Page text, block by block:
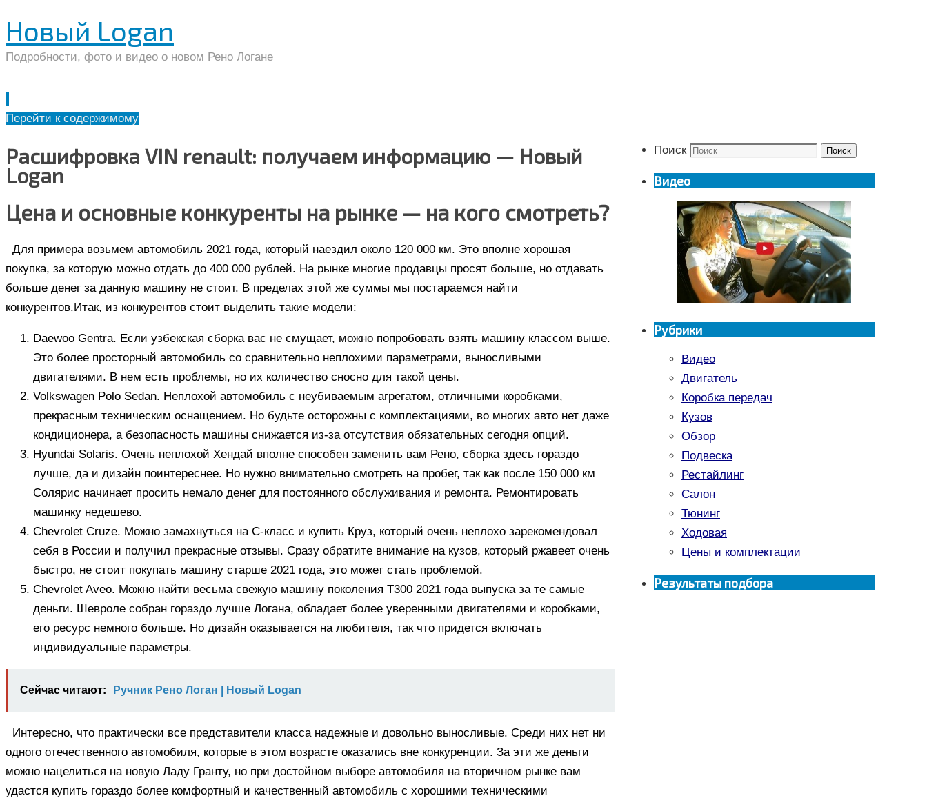
Новый Logan
Подробности, фото и видео о новом Рено Логане
Перейти к содержимому
Расшифровка VIN renault: получаем информацию — Новый
Logan
Цена и основные конкуренты на рынке — на кого смотреть?
Для примера возьмем автомобиль 2021 года, который наездил около 120 000 км. Это вполне хорошая
покупка, за которую можно отдать до 400 000 рублей. На рынке многие продавцы просят больше, но отдавать
больше денег за данную машину не стоит. В пределах этой же суммы мы постараемся найти
конкурентов.Итак, из конкурентов стоит выделить такие модели:
Daewoo Gentra. Если узбекская сборка вас не смущает, можно попробовать взять машину классом выше.
Это более просторный автомобиль со сравнительно неплохими параметрами, выносливыми
двигателями. В нем есть проблемы, но их количество сносно для такой цены.
Volkswagen Polo Sedan. Неплохой автомобиль с неубиваемым агрегатом, отличными коробками,
прекрасным техническим оснащением. Но будьте осторожны с комплектациями, во многих авто нет даже
кондиционера, а безопасность машины снижается из-за отсутствия обязательных сегодня опций.
Hyundai Solaris. Очень неплохой Хендай вполне способен заменить вам Рено, сборка здесь гораздо
лучше, да и дизайн поинтереснее. Но нужно внимательно смотреть на пробег, так как после 150 000 км
Солярис начинает просить немало денег для постоянного обслуживания и ремонта. Ремонтировать
машинку недешево.
Chevrolet Cruze. Можно замахнуться на C-класс и купить Круз, который очень неплохо зарекомендовал
себя в России и получил прекрасные отзывы. Сразу обратите внимание на кузов, который ржавеет очень
быстро, не стоит покупать машину старше 2021 года, это может стать проблемой.
Chevrolet Aveo. Можно найти весьма свежую машину поколения T300 2021 года выпуска за те самые
деньги. Шевроле собран гораздо лучше Логана, обладает более уверенными двигателями и коробками,
его ресурс немного больше. Но дизайн оказывается на любителя, так что придется включать
индивидуальные параметры.
Сейчас читают: Ручник Рено Логан | Новый Logan
Интересно, что практически все представители класса надежные и довольно выносливые. Среди них нет ни
одного отечественного автомобиля, которые в этом возрасте оказались вне конкуренции. За эти же деньги
можно нацелиться на новую Ладу Гранту, но при достойном выборе автомобиля на вторичном рынке вам
удастся купить гораздо более комфортный и качественный автомобиль с хорошими техническими
Поиск Поиск
Видео
Рубрики
Видео
Двигатель
Коробка передач
Кузов
Обзор
Подвеска
Рестайлинг
Салон
Тюнинг
Ходовая
Цены и комплектации
Результаты подбора